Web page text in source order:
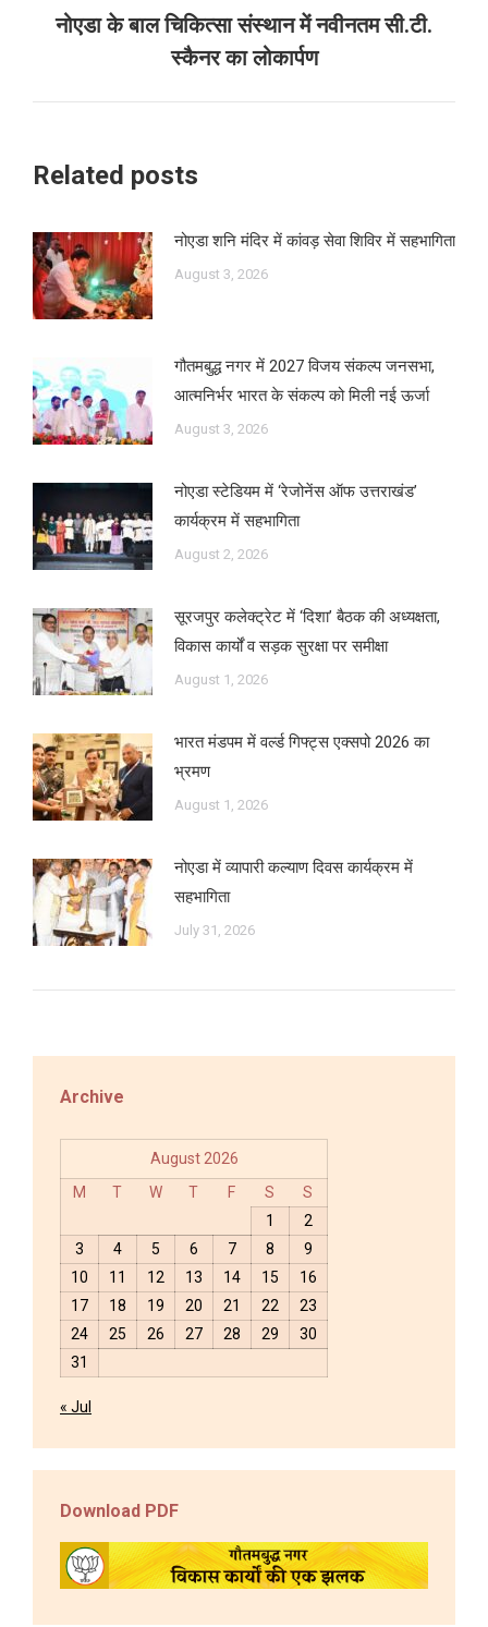
Next
post:
नोएडा के बाल चिकित्सा संस्थान में नवीनतम सी.टी.
स्कैनर का लोकार्पण
Related posts
नोएडा शनि मंदिर में कांवड़ सेवा शिविर में सहभागिता
August 3, 2026
गौतमबुद्ध नगर में 2027 विजय संकल्प जनसभा,
आत्मनिर्भर भारत के संकल्प को मिली नई ऊर्जा
August 3, 2026
नोएडा स्टेडियम में ‘रेजोनेंस ऑफ उत्तराखंड’
कार्यक्रम में सहभागिता
August 2, 2026
सूरजपुर कलेक्ट्रेट में ‘दिशा’ बैठक की अध्यक्षता,
विकास कार्यों व सड़क सुरक्षा पर समीक्षा
August 1, 2026
भारत मंडपम में वर्ल्ड गिफ्ट्स एक्सपो 2026 का
भ्रमण
August 1, 2026
नोएडा में व्यापारी कल्याण दिवस कार्यक्रम में
सहभागिता
July 31, 2026
Archive
August 2026
M
T W T F S
S
1
2
3
4 5 6 7 8
9
10
11 12 13 14 15
16
17
18 19 20 21 22
23
24
25 26 27 28 29
30
31
« Jul
Download PDF